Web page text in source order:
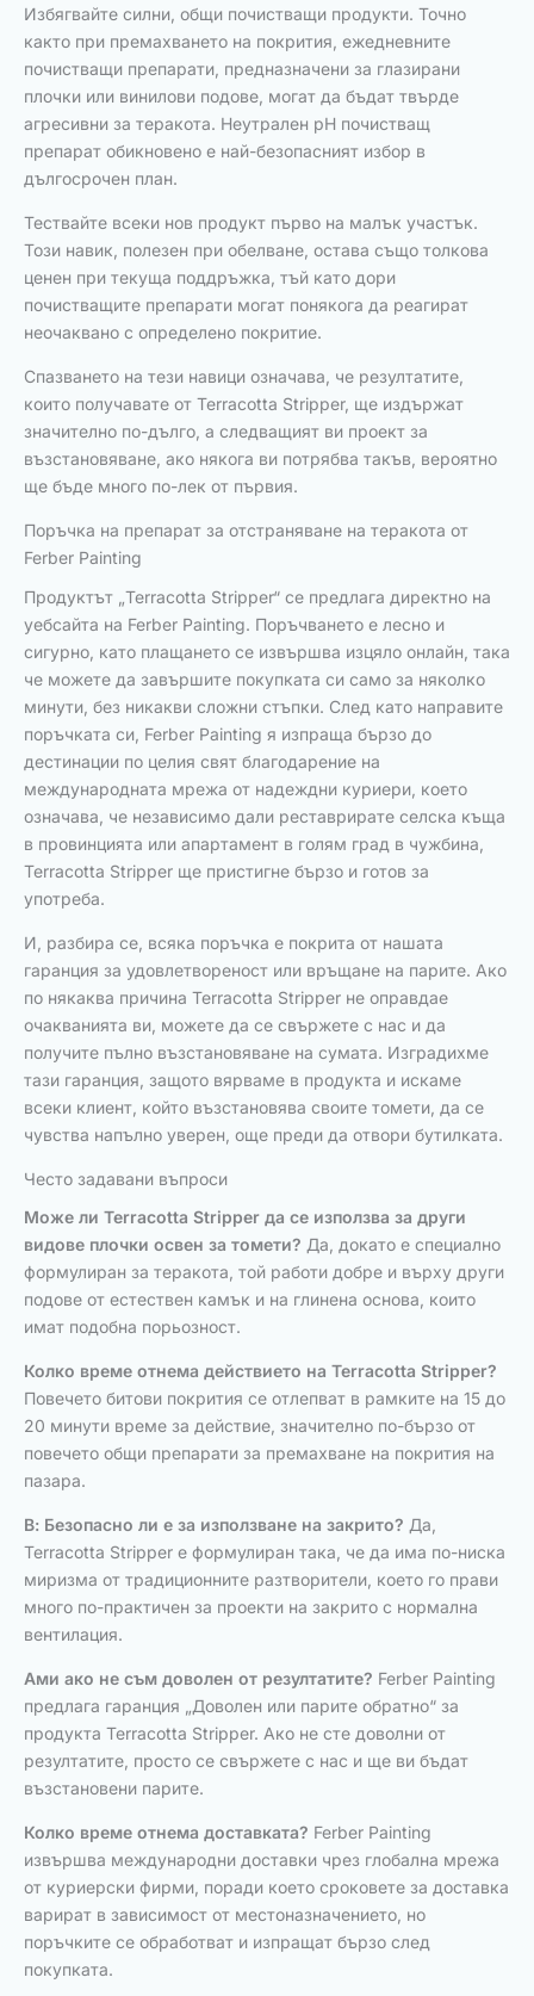
Избягвайте силни, общи почистващи продукти. Точно
както при премахването на покрития, ежедневните
почистващи препарати, предназначени за глазирани
плочки или винилови подове, могат да бъдат твърде
агресивни за теракота. Неутрален pH почистващ
препарат обикновено е най-безопасният избор в
дългосрочен план.
Тествайте всеки нов продукт първо на малък участък.
Този навик, полезен при обелване, остава също толкова
ценен при текуща поддръжка, тъй като дори
почистващите препарати могат понякога да реагират
неочаквано с определено покритие.
Спазването на тези навици означава, че резултатите,
които получавате от Terracotta Stripper, ще издържат
значително по-дълго, а следващият ви проект за
възстановяване, ако някога ви потрябва такъв, вероятно
ще бъде много по-лек от първия.
Поръчка на препарат за отстраняване на теракота от
Ferber Painting
Продуктът „Terracotta Stripper“ се предлага директно на
уебсайта на Ferber Painting. Поръчването е лесно и
сигурно, като плащането се извършва изцяло онлайн, така
че можете да завършите покупката си само за няколко
минути, без никакви сложни стъпки. След като направите
поръчката си, Ferber Painting я изпраща бързо до
дестинации по целия свят благодарение на
международната мрежа от надеждни куриери, което
означава, че независимо дали реставрирате селска къща
в провинцията или апартамент в голям град в чужбина,
Terracotta Stripper ще пристигне бързо и готов за
употреба.
И, разбира се, всяка поръчка е покрита от нашата
гаранция за удовлетвореност или връщане на парите. Ако
по някаква причина Terracotta Stripper не оправдае
очакванията ви, можете да се свържете с нас и да
получите пълно възстановяване на сумата. Изградихме
тази гаранция, защото вярваме в продукта и искаме
всеки клиент, който възстановява своите томети, да се
чувства напълно уверен, още преди да отвори бутилката.
Често задавани въпроси
Може ли Terracotta Stripper да се използва за други
видове плочки освен за томети? Да, докато е специално
формулиран за теракота, той работи добре и върху други
подове от естествен камък и на глинена основа, които
имат подобна порьозност.
Колко време отнема действието на Terracotta Stripper?
Повечето битови покрития се отлепват в рамките на 15 до
20 минути време за действие, значително по-бързо от
повечето общи препарати за премахване на покрития на
пазара.
В: Безопасно ли е за използване на закрито? Да,
Terracotta Stripper е формулиран така, че да има по-ниска
миризма от традиционните разтворители, което го прави
много по-практичен за проекти на закрито с нормална
вентилация.
Ами ако не съм доволен от резултатите? Ferber Painting
предлага гаранция „Доволен или парите обратно“ за
продукта Terracotta Stripper. Ако не сте доволни от
резултатите, просто се свържете с нас и ще ви бъдат
възстановени парите.
Колко време отнема доставката? Ferber Painting
извършва международни доставки чрез глобална мрежа
от куриерски фирми, поради което сроковете за доставка
варират в зависимост от местоназначението, но
поръчките се обработват и изпращат бързо след
покупката.